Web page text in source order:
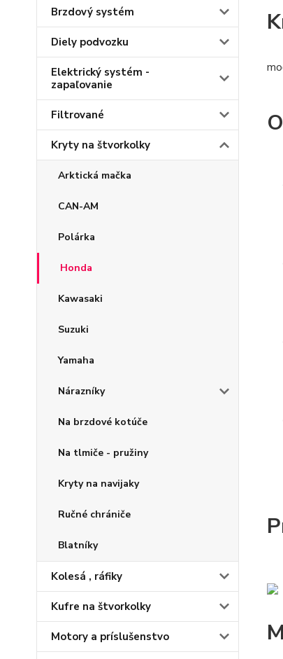
Brzdový systém
Diely podvozku
Elektrický systém -
zapaľovanie
Filtrované
Kryty na štvorkolky
Arktická mačka
CAN-AM
Polárka
Honda
Kawasaki
Suzuki
Yamaha
Nárazníky
Na brzdové kotúče
Na tlmiče - pružiny
Kryty na navijaky
Ručné chrániče
Blatníky
Kolesá , ráfiky
Kufre na štvorkolky
Motory a príslušenstvo